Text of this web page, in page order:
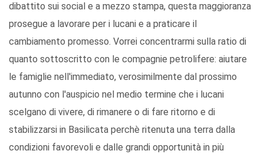
dibattito sui social e a mezzo stampa, questa maggioranza
prosegue a lavorare per i lucani e a praticare il
cambiamento promesso. Vorrei concentrarmi sulla ratio di
quanto sottoscritto con le compagnie petrolifere: aiutare
le famiglie nell'immediato, verosimilmente dal prossimo
autunno con l'auspicio nel medio termine che i lucani
scelgano di vivere, di rimanere o di fare ritorno e di
stabilizzarsi in Basilicata perchè ritenuta una terra dalla
condizioni favorevoli e dalle grandi opportunità in più